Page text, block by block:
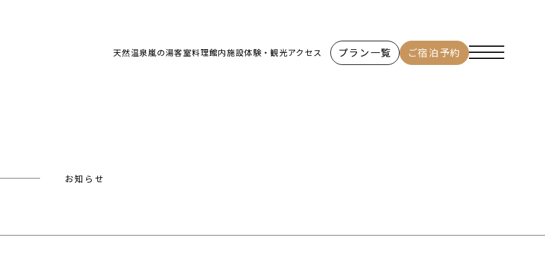
天然温泉嵐の湯客室料理館内施設体験・観光アクセス プラン一覧 ご宿泊予約
お知らせ